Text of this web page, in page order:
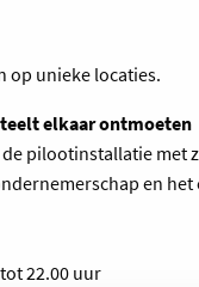
op unieke locaties.
elkaar ontmoeten
pilootinstallatie met
en
22.00 uur